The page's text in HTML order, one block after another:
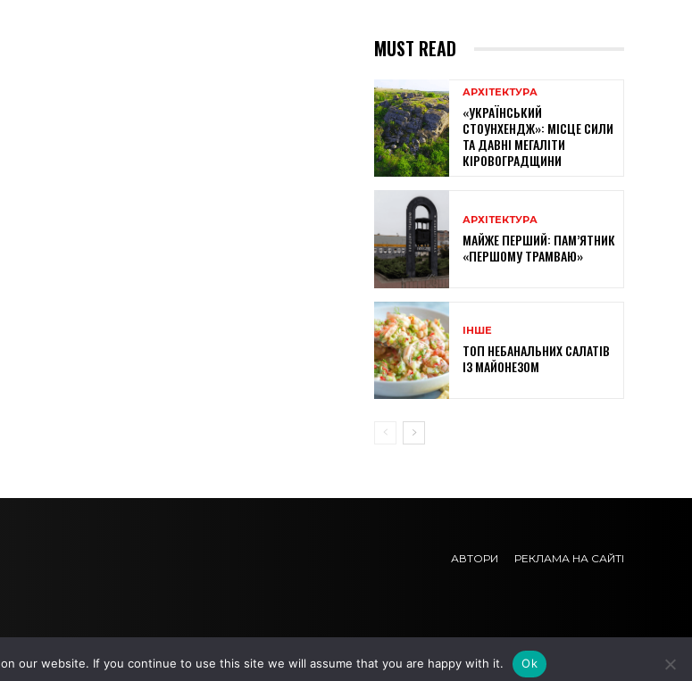
MUST READ
АРХІТЕКТУРА
«УКРАЇНСЬКИЙ
СТОУНХЕНДЖ»: МІСЦЕ СИЛИ
ТА ДАВНІ МЕГАЛІТИ
КІРОВОГРАДЩИНИ
АРХІТЕКТУРА
МАЙЖЕ ПЕРШИЙ: ПАМ’ЯТНИК
«ПЕРШОМУ ТРАМВАЮ»
ІНШЕ
ТОП НЕБАНАЛЬНИХ САЛАТІВ
ІЗ МАЙОНЕЗОМ
АВТОРИ РЕКЛАМА НА САЙТІ
our website. If you continue to use this site we will assume that you are happy with it. Ok